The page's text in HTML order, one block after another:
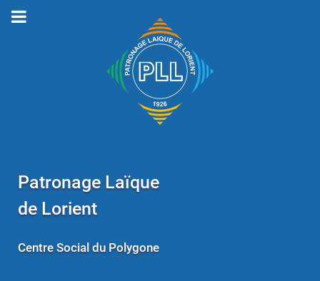
Patronage Laïque
de Lorient
Centre Social du Polygone